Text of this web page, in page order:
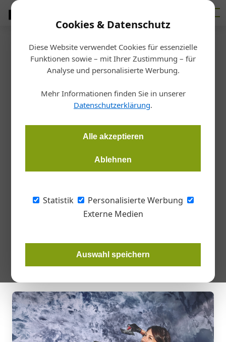
Cookies & Datenschutz
Diese Website verwendet Cookies für essenzielle
Funktionen sowie – mit Ihrer Zustimmung – für
Analyse und personalisierte Werbung.
Mehr Informationen finden Sie in unserer
Datenschutzerklärung.
Alle akzeptieren
Ablehnen
Statistik
Personalisierte Werbung
Externe Medien
Auswahl speichern
Startseite/ Malerei
Kompetenz und Werte in einer
starken Marke vereint
Unter dem bekannten Elefanten-Logo bündelt Caparol
hochwertige Oberflächenlösungen für modernes Bauen und
nachhaltige Qualität. Caparol zählt seit Jahrzehnten zu den
führenden Anbietern von Oberflächenbeschichtungen in
Europa und ist die zentrale Produktmarke der Synthesa-
sorgt dabei seit Jahren für hohe Wiedererkennung auf der